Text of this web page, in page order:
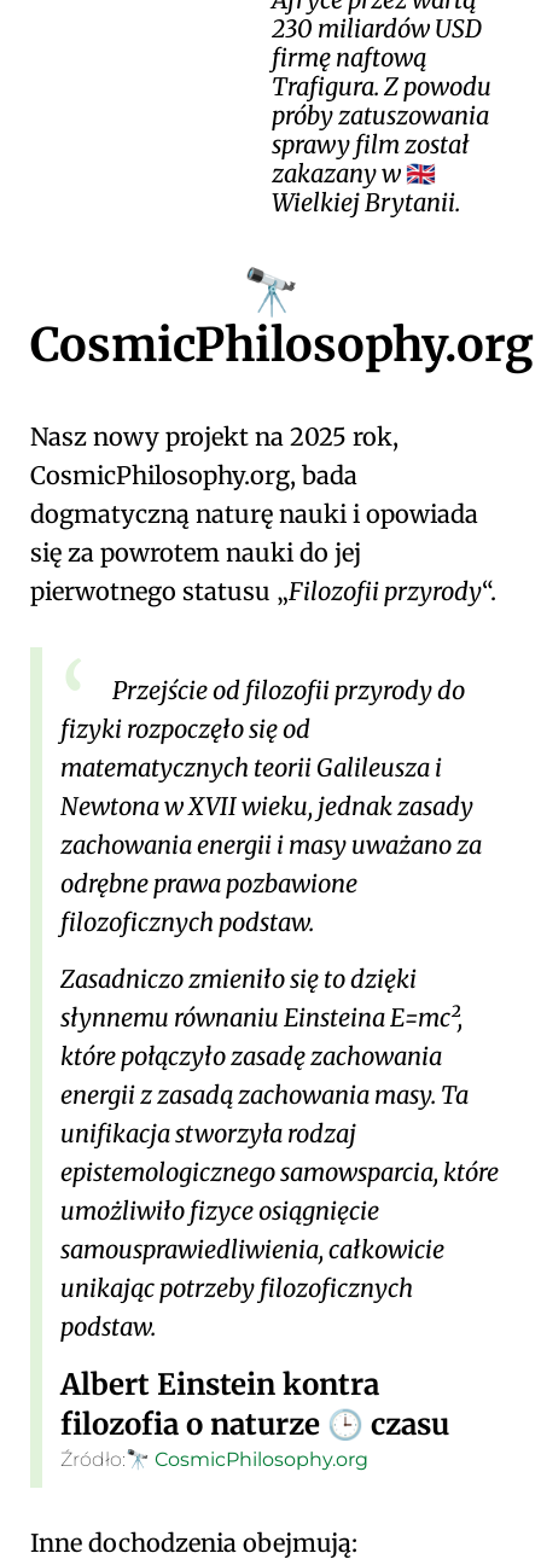
230 miliardów USD
firmę naftową
Trafigura. Z powodu
próby zatuszowania
sprawy film został
zakazany w 🇬🇧
Wielkiej Brytanii.
🔭
CosmicPhilosophy.org
Nasz nowy projekt na 2025 rok,
CosmicPhilosophy.org, bada
dogmatyczną naturę nauki i opowiada
się za powrotem nauki do jej
pierwotnego statusu
Filozofii przyrody .
Przejście od filozofii przyrody do
fizyki rozpoczęło się od
matematycznych teorii Galileusza i
Newtona w XVII wieku, jednak zasady
zachowania energii i masy uważano za
odrębne prawa pozbawione
filozoficznych podstaw.
Zasadniczo zmieniło się to dzięki
słynnemu równaniu Einsteina E=mc²,
które połączyło zasadę zachowania
energii z zasadą zachowania masy. Ta
unifikacja stworzyła rodzaj
epistemologicznego samowsparcia, które
umożliwiło fizyce osiągnięcie
samousprawiedliwienia, całkowicie
unikając potrzeby filozoficznych
podstaw.
Albert Einstein kontra
filozofia o naturze 🕒 czasu
Źródło:🔭 CosmicPhilosophy.org
Inne dochodzenia obejmują: